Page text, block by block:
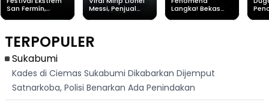
San Fermín,
Banteng
Messi, Penjual
"Bang Messi"
Langka! Bekas
TERPOPULER
Sukabumi
Kades di Ciemas Sukabumi Dikabarkan Dijemput
Satnarkoba, Polisi Benarkan Ada Penindakan